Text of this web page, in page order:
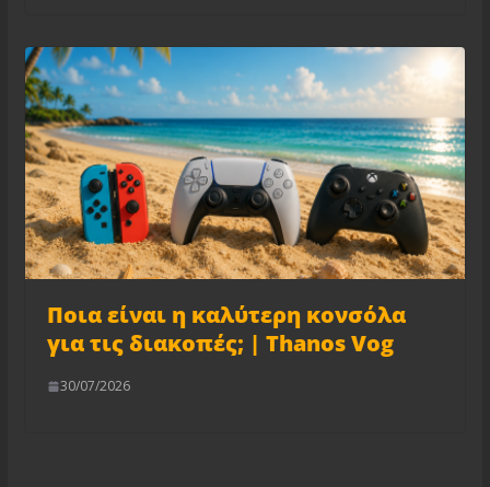
Ποια είναι η καλύτερη κονσόλα
για τις διακοπές; | Thanos Vog
30/07/2026